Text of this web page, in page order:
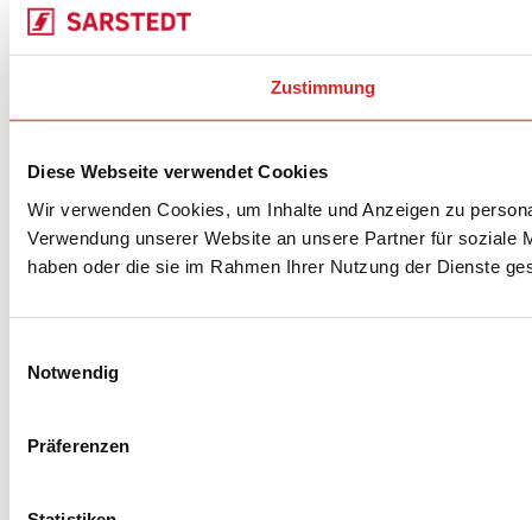
Zustimmung
Diese Webseite verwendet Cookies
Wir verwenden Cookies, um Inhalte und Anzeigen zu
Verwendung unserer Website an unsere Partner für soziale
haben oder die sie im Rahmen Ihrer Nutzung der Dienste
Notwendig
Präferenzen